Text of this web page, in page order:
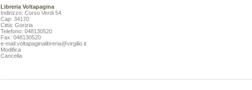
VAI ALLA SCHEDA
Libreria Voltapagina
Indirizzo: Corso Verdi 54
Cap: 34170
Città: Gorizia
Telefono: 048130520
Fax: 048130520
e-mail:voltapaginalibreria@virgilio.it
Modifica
Cancella